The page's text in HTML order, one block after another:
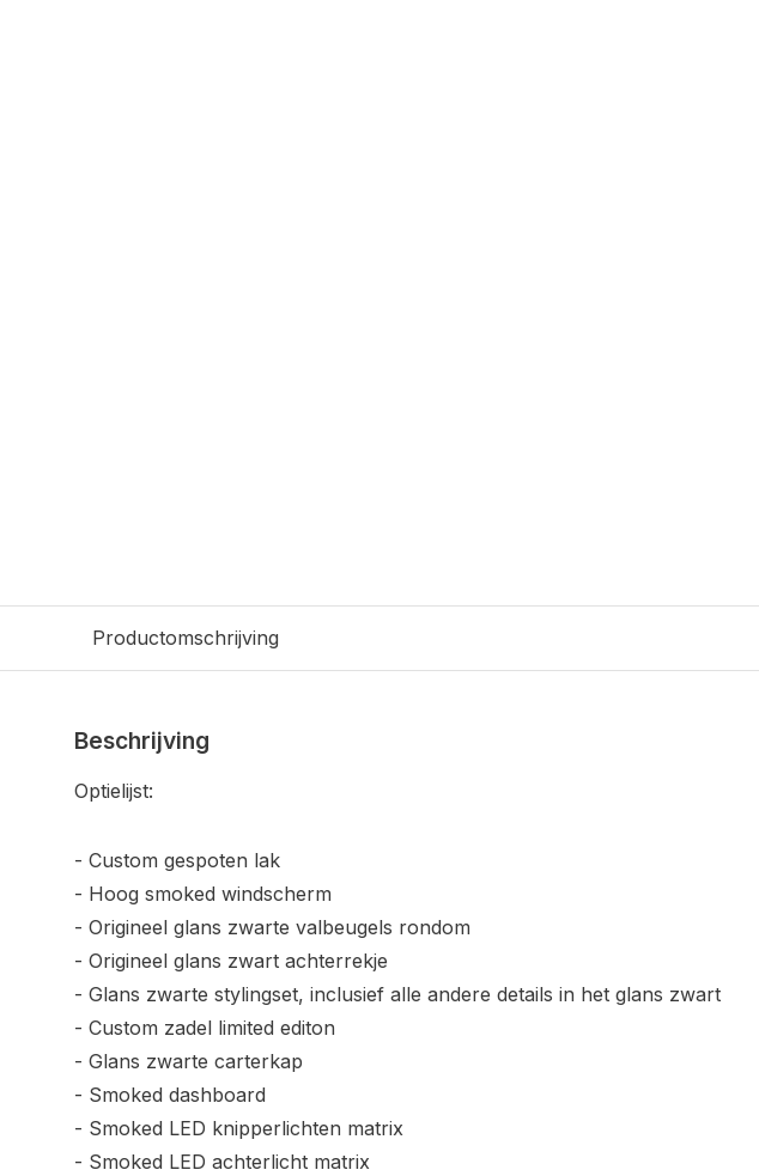
Productomschrijving
Beschrijving
Optielijst:
- Custom gespoten lak
- Hoog smoked windscherm
- Origineel glans zwarte valbeugels rondom
- Origineel glans zwart achterrekje
- Glans zwarte stylingset, inclusief alle andere details in het glans zwart
- Custom zadel limited editon
- Glans zwarte carterkap
- Smoked dashboard
- Smoked LED knipperlichten matrix
- Smoked LED achterlicht matrix